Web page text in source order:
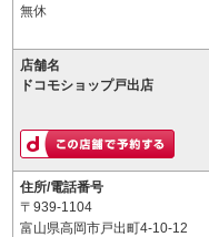
無休
店舗名
ドコモショップ戸出店
住所/電話番号
〒939-1104
富山県高岡市戸出町4-10-12